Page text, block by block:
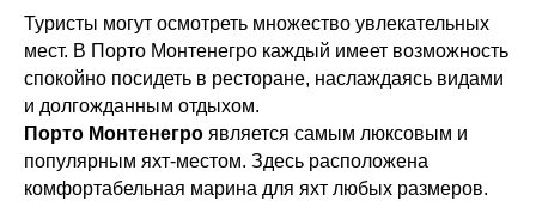
Туристы могут осмотреть множество увлекательных
мест. В Порто Монтенегро каждый имеет возможность
спокойно посидеть в ресторане, наслаждаясь видами
и долгожданным отдыхом.
Порто Монтенегро является самым люксовым и
популярным яхт-местом. Здесь расположена
комфортабельная марина для яхт любых размеров.